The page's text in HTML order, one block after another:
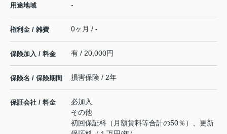
用途地域 -
権利金 / 雑費 0ヶ月 / -
保険加入 / 料金 有 / 20,000円
保険名 / 保険期間 損害保険 / 2年
保証会社 / 料金
必加入
その他
初回保証料（月額賃料等合計の50％）、更新